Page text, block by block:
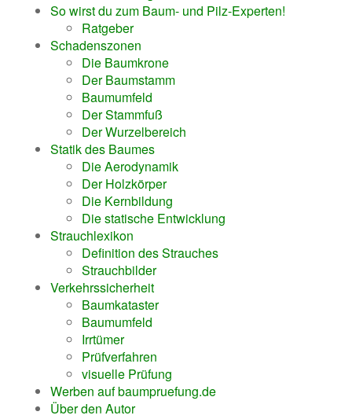
So wirst du zum Baum- und Pilz-Experten!
Ratgeber
Schadenszonen
Die Baumkrone
Der Baumstamm
Baumumfeld
Der Stammfuß
Der Wurzelbereich
Statik des Baumes
Die Aerodynamik
Der Holzkörper
Die Kernbildung
Die statische Entwicklung
Strauchlexikon
Definition des Strauches
Strauchbilder
Verkehrssicherheit
Baumkataster
Baumumfeld
Irrtümer
Prüfverfahren
visuelle Prüfung
Werben auf baumpruefung.de
Über den Autor